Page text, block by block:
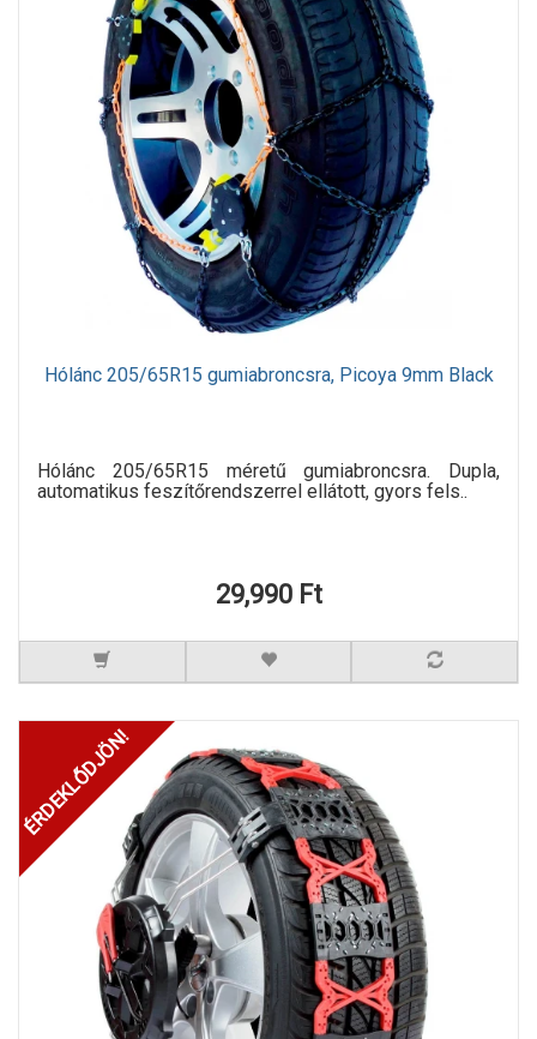
Hólánc 205/65R15 gumiabroncsra, Picoya 9mm Black
Hólánc 205/65R15 méretű gumiabroncsra. Dupla,
automatikus feszítőrendszerrel ellátott, gyors fels..
29,990 Ft
ÉRDEKLŐDJÖN!